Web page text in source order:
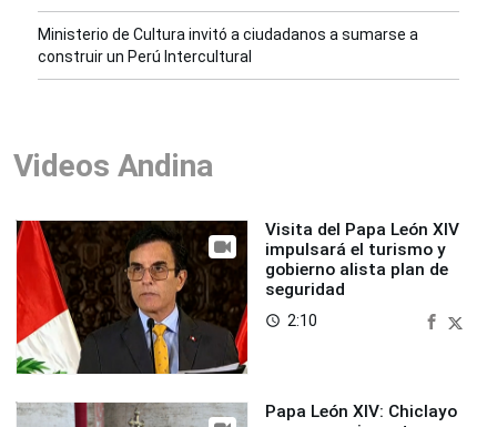
Ministerio de Cultura invitó a ciudadanos a sumarse a
construir un Perú Intercultural
Videos Andina
Visita del Papa León XIV
impulsará el turismo y
gobierno alista plan de
seguridad
access_time 2:10
Papa León XIV: Chiclayo